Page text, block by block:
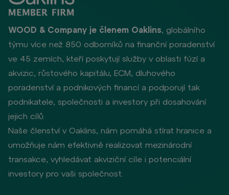
WOOD & Company je členem Oaklins, globálního
týmu více než 850 odborníků na finanční poradenství
ve 45 zemích, kteří poskytují služby v oblasti fúzí a
akvizic, růstového kapitálu, ECM, dluhového
poradenství a podnikových financí a podporují tak
podnikatele, společnosti a investory při dosahování
jejich cílů.
Naše členství v Oaklins, nám pomáhá stírat hranice a
umožňuje nám efektivně realizovat mezinárodní
transakce, vyhledávat akviziční cíle i potenciální
investory pro vaši společnost.